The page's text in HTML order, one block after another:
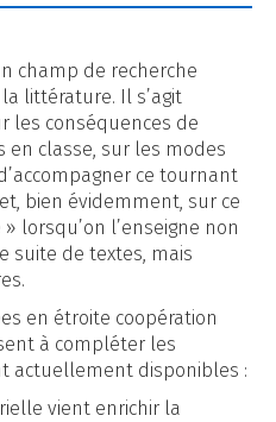
champ de recherche
littérature. Il s’agit
les conséquences de
classe, sur les modes
ce tournant
bien évidemment, sur ce
lorsqu’on l’enseigne non
suite de textes, mais
en étroite coopération
à compléter les
actuellement disponibles :
vient enrichir la